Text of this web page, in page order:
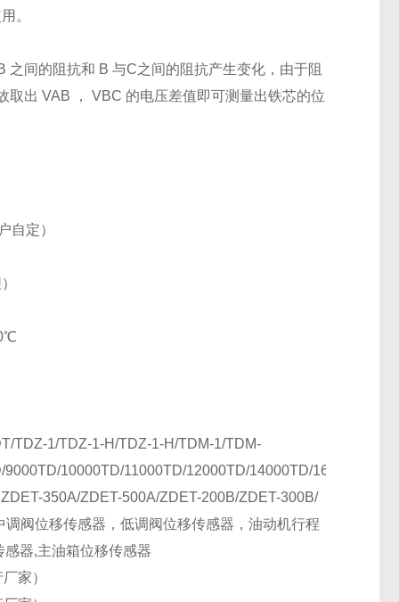
。
间的阻抗和 B 与C之间的阻抗产生变化，由于阻
出 VAB ， VBC 的电压差值即可测量出铁芯的位
自定）
TDZ-1/TDZ-1-H/TDZ-1-H/TDM-1/TDM-
10000TD/11000TD/12000TD/14000TD/16000TD/
350A/ZDET-500A/ZDET-200B/ZDET-300B/
阀位移传感器，低调阀位移传感器，油动机行程
器,主油箱位移传感器
家）